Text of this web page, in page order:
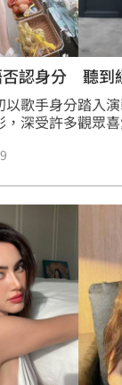
否認身分 聽到
以歌手身分踏入
，深受許多觀眾
始還因為不想被